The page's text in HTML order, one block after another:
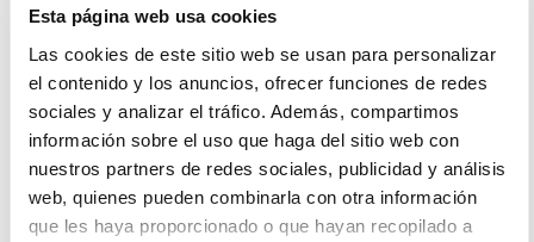
Esta página web usa cookies
Las cookies de este sitio web se usan para personalizar
el contenido y los anuncios, ofrecer funciones de redes
sociales y analizar el tráfico. Además, compartimos
información sobre el uso que haga del sitio web con
nuestros partners de redes sociales, publicidad y análisis
web, quienes pueden combinarla con otra información
que les haya proporcionado o que hayan recopilado a